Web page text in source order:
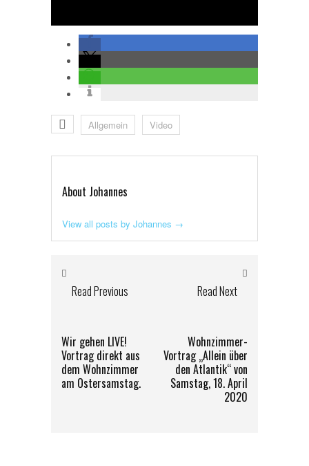
Allgemein Video
About Johannes
View all posts by Johannes →
Read Previous
Wir gehen LIVE!
Vortrag direkt aus
dem Wohnzimmer
am Ostersamstag.
Read Next
Wohnzimmer-
Vortrag „Allein über
den Atlantik“ von
Samstag, 18. April
2020